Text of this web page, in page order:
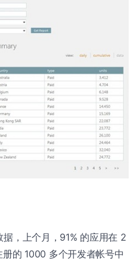
，上个月，91% 的应用在 2
的 1000 多个开发者帐号中